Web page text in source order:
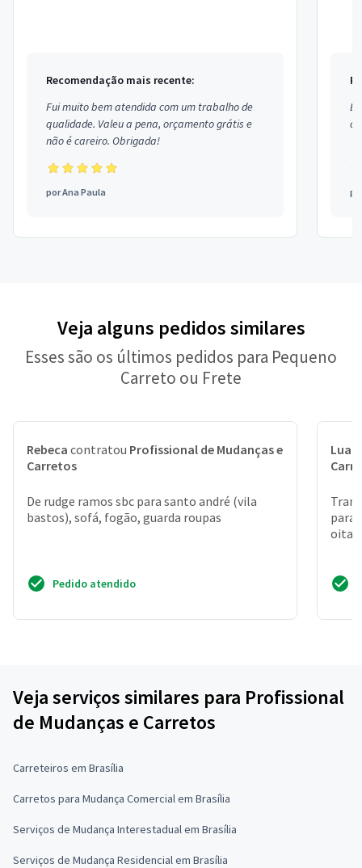
Recomendação mais recente:
Fui muito bem atendida com um trabalho de
qualidade. Valeu a pena, orçamento grátis e
não é careiro. Obrigada!
porAna Paula
Veja alguns pedidos similares
Esses são os últimos pedidos para Pequeno
Carreto ou Frete
Rebeca contratou Profissional de Mudanças e
Carretos
De rudge ramos sbc para santo andré (vila
bastos), sofá, fogão, guarda roupas
Pedido atendido
para
Veja serviços similares para Profissional
de Mudanças e Carretos
Carreteiros em Brasília
Carretos para Mudança Comercial em Brasília
Serviços de Mudança Interestadual em Brasília
Serviços de Mudança Residencial em Brasília